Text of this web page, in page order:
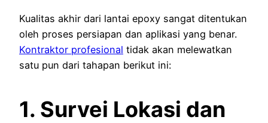
Kualitas akhir dari lantai epoxy sangat ditentukan
oleh proses persiapan dan aplikasi yang benar.
Kontraktor profesional tidak akan melewatkan
satu pun dari tahapan berikut ini:
1. Survei Lokasi dan